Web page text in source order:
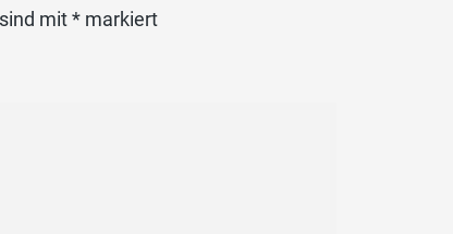
mit* markiert